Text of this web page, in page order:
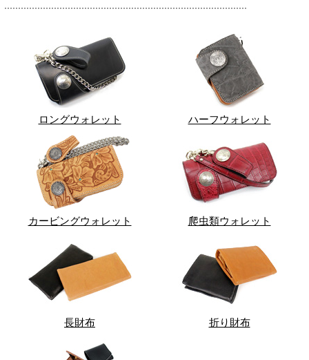
ロングウォレット ハーフウォレット
カービングウォレット 爬虫類ウォレット
長財布 折り財布